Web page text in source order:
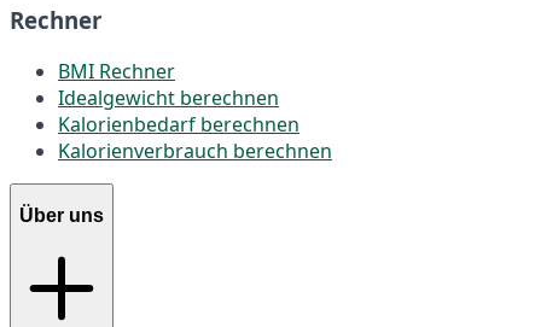
Rechner
BMI Rechner
Idealgewicht berechnen
Kalorienbedarf berechnen
Kalorienverbrauch berechnen
Über uns